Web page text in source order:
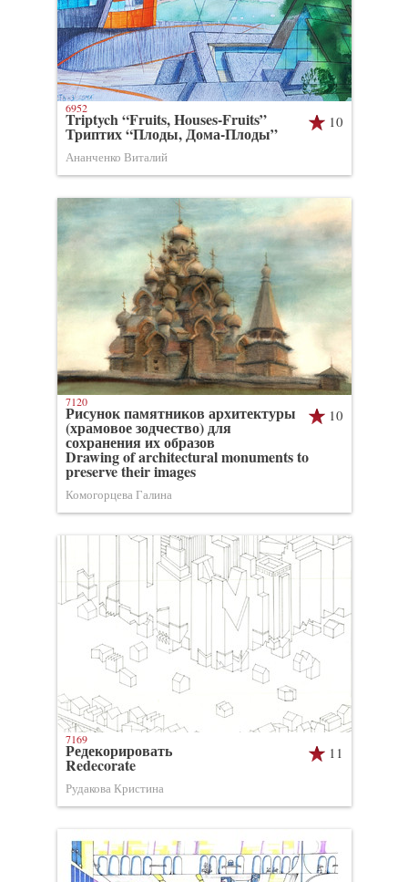
10
Triptych “Fruits, Houses-Fruits”
Триптих “Плоды, Дома-Плоды”
Ананченко Виталий
6952
10
Рисунок памятников архитектуры
(храмовое зодчество) для
сохранения их образов
Drawing of architectural monuments to
preserve their images
Комогорцева Галина
7120
11
Редекорировать
Redecorate
Рудакова Кристина
7169